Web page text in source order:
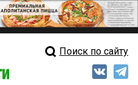
Свежий выпускПоиск по сайту